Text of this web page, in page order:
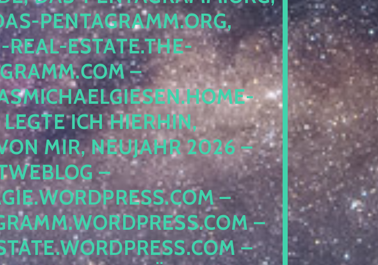
PENTAGRAMM.ORG, L
ESTATE.THE-P
– E
B
ICH HIERHIN, I
MIR, NEUJAHR 2026 – N
– F
– D
– L
– A